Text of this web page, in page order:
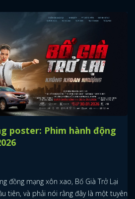
poster: Phim hành động
đồng mạng xôn xao, Bố Già Trở Lại
tiên, và phải nói rằng đây là một tuyên